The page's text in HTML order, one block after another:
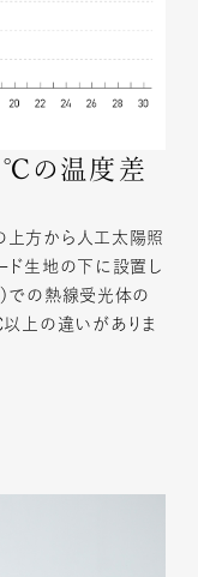
の温度差
上方から人工太陽照
ド生地の下に設置し
での熱線受光体の
上の違いがありま